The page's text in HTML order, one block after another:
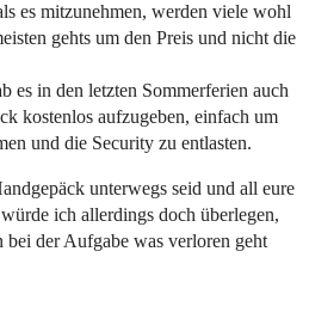
es mitzunehmen, werden viele wohl
gehts um den Preis und nicht die
es in den letzten Sommerferien auch
kostenlos aufzugeben, einfach um
und die Security zu entlasten.
unterwegs seid und all eure
ich allerdings doch überlegen,
bei der Aufgabe was verloren geht